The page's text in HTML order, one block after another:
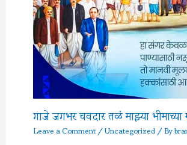
गाजे जगभर चवदार तळं माझ्या
Leave a Comment/Uncategorized/ By